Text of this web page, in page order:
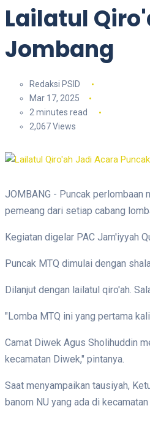
Lailatul
Jombang
Redaksi PSID
Mar 17, 2025
2 minutes read
2,067 Views
JOMBANG - Puncak perlombaan
pemeang dari setiap cabang
Kegiatan digelar PAC Jam'iyyah
Puncak MTQ dimulai dengan
Dilanjut dengan lailatul qiro'ah.
"Lomba MTQ ini yang pertama
Camat Diwek Agus Sholihuddin
kecamatan Diwek," pintanya.
Saat menyampaikan tausiyah,
banom NU yang ada di